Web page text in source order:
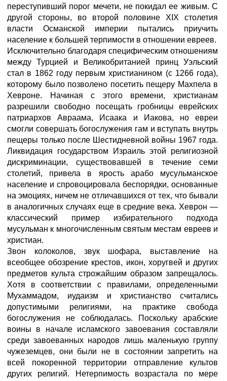
переступивший порог мечети, не покидал ее живым. С
другой стороны, во второй половине XIX столетия
власти Османской империи пытались приучить
население к большей терпимости в отношении евреев.
Исключительно благодаря специфическим отношениям
между Турцией и Великобританией принц Уэльский
стал в 1862 году первым христианином (с 1266 года),
которому было позволено посетить пещеру Махпела в
Хевроне. Начиная с этого времени, христианам
разрешили свободно посещать гробницы еврейских
патриархов Авраама, Исаака и Иакова, но евреи
смогли совершать богослужения гам и вступать внутрь
пещеры только после Шестидневной войны 1967 года.
Ликвидация государством Израиль этой религиозной
дискриминации, существовавшей в течение семи
столетий, привела в ярость арабо мусульманское
население и спровоцировала беспорядки, основанные
на эмоциях, ничем не отличавшихся от тех, что бывали
в аналогичных случаях еще в средние века. Хеврон —
классический пример избирательного подхода
мусульман к многочисленным святым местам евреев и
христиан.
Звон колоколов, звук шофара, выставление на
всеобщее обозрение крестов, икон, хоругвей и других
предметов культа строжайшим образом запрещалось.
Хотя в соответствии с правилами, определенными
Мухаммадом, иудаизм и христианство считались
допустимыми религиями, на практике свобода
богослужения не соблюдалась. Поскольку арабские
воины в начале исламского завоевания составляли
среди завоеванных народов лишь маленькую группу
чужеземцев, они были не в состоянии запретить на
всей покоренной территории отправление культов
других религий. Нетерпимость возрастала по мере